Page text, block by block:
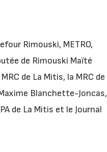
Rimouski, METRO,
de Rimouski Maïté
de La Mitis, la MRC de
Blanchette-Joncas,
de La Mitis et le Journal